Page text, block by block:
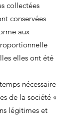
collectées
conservées
aux
elles ont été
nécessaire
de la société «
légitimes et